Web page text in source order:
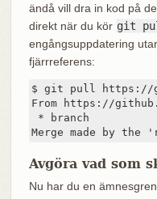
ändå vill dra in kod på
direkt när du kör git
engångsuppdatering
fjärrreferens:
$ git pull https://
From https://
* branch
Merge made by
Avgöra vad som
Nu har du en